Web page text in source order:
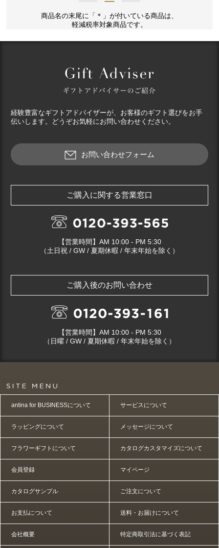
商品名の末尾に「＊」が付いている商品は、
軽減税率対象商品です。
経験豊富なギフトアドバイザーが、お客様のギフト選びをお手
伝いします。どうぞお気軽にお問い合わせください。
お問い合わせフォーム
ご購入に関する営業窓口
【営業時間】AM 10:00 - PM 5:30
（土日祝 / GW / 夏期休暇 / 年末年始を除く）
ご購入後のお問い合わせ
【営業時間】AM 10:00 - PM 5:30
（日曜 / GW / 夏期休暇 / 年末年始を除く）
antina for BUSINESSについて サービスについて
ラッピングについて メッセージについて
フラワーギフトについて カタログカスタマイズについて
会員登録 マイページ
カタログサンプル ご注文について
お支払について 送料・お届けについて
会社概要 特定商取引法に基づく表記